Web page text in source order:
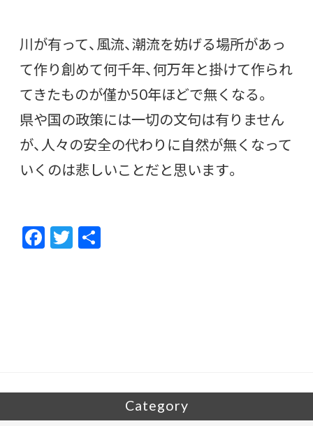
川が有って、風流、潮流を妨げる場所があっ
て作り創めて何千年、何万年と掛けて作られ
てきたものが僅か50年ほどで無くなる。
県や国の政策には一切の文句は有りません
が、人々の安全の代わりに自然が無くなって
いくのは悲しいことだと思います。
F
ac
T
w
Category